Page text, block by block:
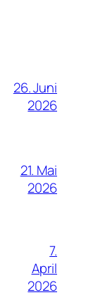
26. Juni
2026
21. Mai
2026
7.
April
2026